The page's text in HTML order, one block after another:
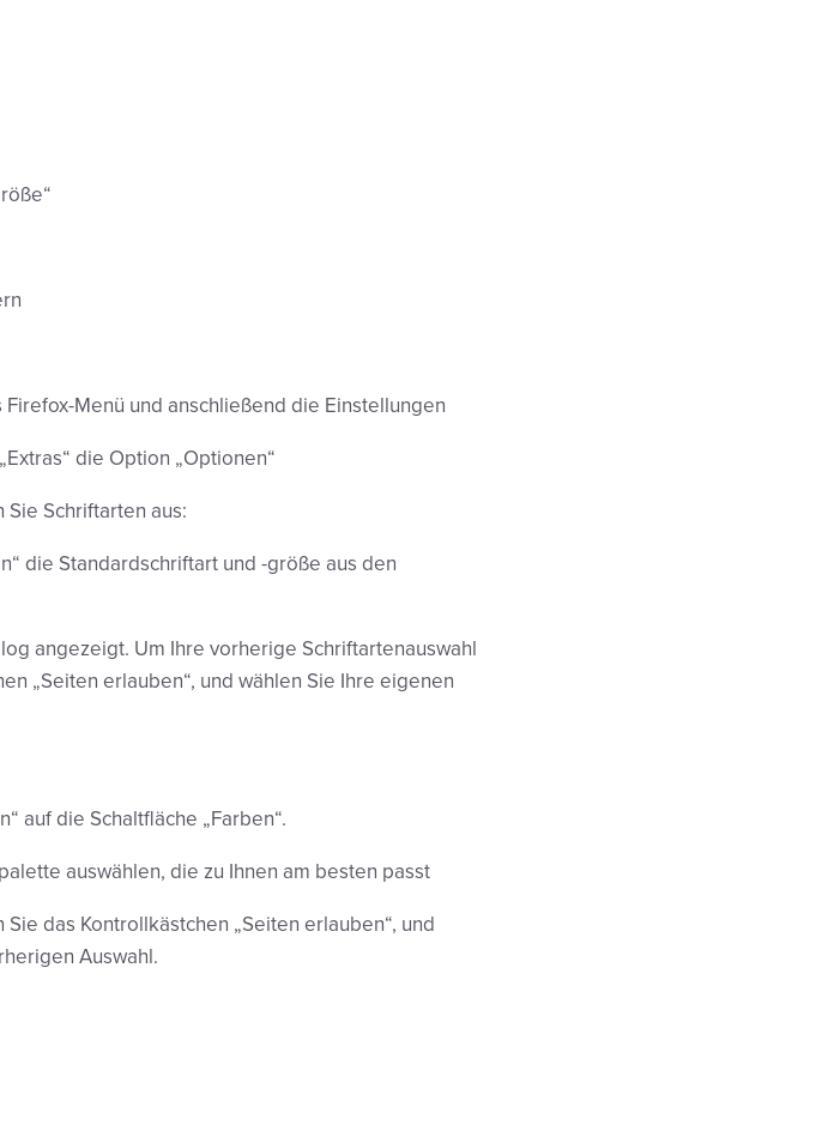
Menü und anschließend die Einstellungen
die Option „Optionen“
Sie Schriftarten aus:
die Standardschriftart und -größe aus den
angezeigt. Um Ihre vorherige Schriftartenauswahl
„Seiten erlauben“, und wählen Sie Ihre eigenen
auf die Schaltfläche „Farben“.
auswählen, die zu Ihnen am besten passt
das Kontrollkästchen „Seiten erlauben“, und
Auswahl.